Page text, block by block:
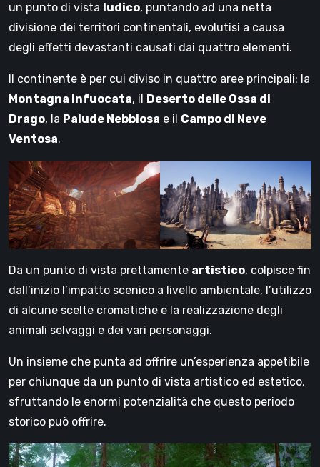
un punto di vista ludico, puntando ad una netta
divisione dei territori continentali, evolutisi a causa
degli effetti devastanti causati dai quattro elementi.
Il continente è per cui diviso in quattro aree principali: la
Montagna Infuocata, il
Deserto delle Ossa di
Drago, la Palude Nebbiosa e il Campo di Neve
Ventosa.
Da un punto di vista prettamente artistico, colpisce fin
dall’inizio l’impatto scenico a livello ambientale, l’utilizzo
di alcune scelte cromatiche e la realizzazione degli
animali selvaggi e dei vari personaggi.
Un insieme che punta ad offrire un’esperienza appetibile
per chiunque da un punto di vista artistico ed estetico,
sfruttando le enormi potenzialità che questo periodo
storico può offrire.